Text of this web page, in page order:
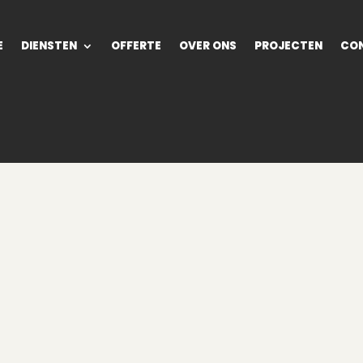
DIENSTEN OFFERTE OVER ONS PROJECTEN